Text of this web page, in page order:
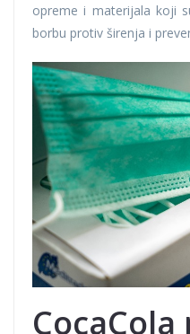
opreme i materijala koji
borbu protiv širenja i